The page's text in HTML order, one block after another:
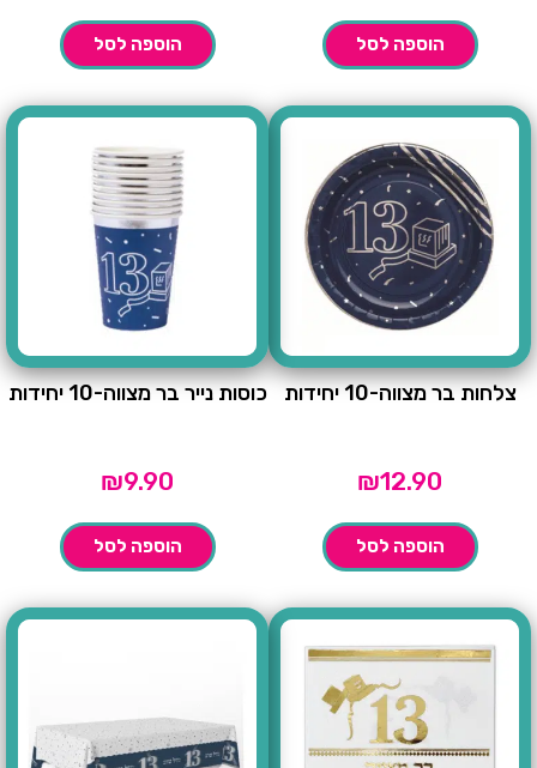
הוספה לסל הוספה לסל
צלחות בר מצווה-10 יחידות
₪12.90
הוספה לסל
כוסות נייר בר מצווה-10 יחידות
₪9.90
הוספה לסל